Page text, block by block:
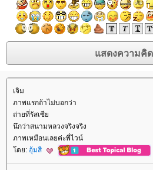
เจิม
ภาพแรกถ้าไม่บอกว่า
ถ่ายที่รัสเซี
นึกว่าสนามหลวงจริงจริง
ภาพเหมือนเลยค่ะพี่ไวน์
ดย: อุ้มสี